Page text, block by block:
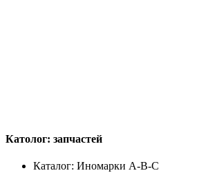
Католог: запчастей
Каталог: Иномарки A-B-C